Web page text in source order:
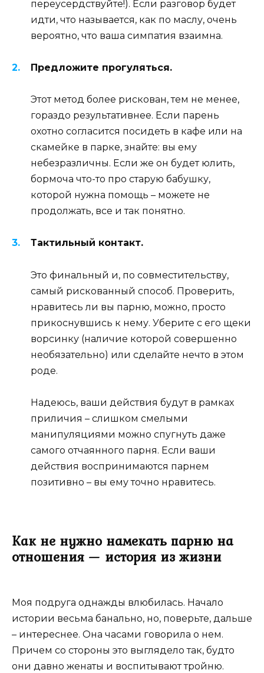
переусердствуйте!). Если разговор будет
идти, что называется, как по маслу, очень
вероятно, что ваша симпатия взаимна.
Предложите прогуляться.
Этот метод более рискован, тем не менее,
гораздо результативнее. Если парень
охотно согласится посидеть в кафе или на
скамейке в парке, знайте: вы ему
небезразличны. Если же он будет юлить,
бормоча что-то про старую бабушку,
которой нужна помощь – можете не
продолжать, все и так понятно.
Тактильный контакт.
Это финальный и, по совместительству,
самый рискованный способ. Проверить,
нравитесь ли вы парню, можно, просто
прикоснувшись к нему. Уберите с его щеки
ворсинку (наличие которой совершенно
необязательно) или сделайте нечто в этом
роде.
Надеюсь, ваши действия будут в рамках
приличия – слишком смелыми
манипуляциями можно спугнуть даже
самого отчаянного парня. Если ваши
действия воспринимаются парнем
позитивно – вы ему точно нравитесь.
Как не нужно намекать парню на
отношения — история из жизни
Моя подруга однажды влюбилась. Начало
истории весьма банально, но, поверьте, дальше
– интереснее. Она часами говорила о нем.
Причем со стороны это выглядело так, будто
они давно женаты и воспитывают тройню.